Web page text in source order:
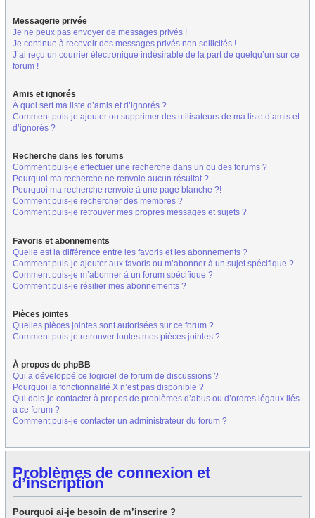
Messagerie privée
Je ne peux pas envoyer de messages privés !
Je continue à recevoir des messages privés non sollicités !
J’ai reçu un courrier électronique indésirable de la part de quelqu’un sur ce
forum !
Amis et ignorés
À quoi sert ma liste d’amis et d’ignorés ?
Comment puis-je ajouter ou supprimer des utilisateurs de ma liste d’amis et
d’ignorés ?
Recherche dans les forums
Comment puis-je effectuer une recherche dans un ou des forums ?
Pourquoi ma recherche ne renvoie aucun résultat ?
Pourquoi ma recherche renvoie à une page blanche ?!
Comment puis-je rechercher des membres ?
Comment puis-je retrouver mes propres messages et sujets ?
Favoris et abonnements
Quelle est la différence entre les favoris et les abonnements ?
Comment puis-je ajouter aux favoris ou m’abonner à un sujet spécifique ?
Comment puis-je m’abonner à un forum spécifique ?
Comment puis-je résilier mes abonnements ?
Pièces jointes
Quelles pièces jointes sont autorisées sur ce forum ?
Comment puis-je retrouver toutes mes pièces jointes ?
À propos de phpBB
Qui a développé ce logiciel de forum de discussions ?
Pourquoi la fonctionnalité X n’est pas disponible ?
Qui dois-je contacter à propos de problèmes d’abus ou d’ordres légaux liés
à ce forum ?
Comment puis-je contacter un administrateur du forum ?
Problèmes de connexion et
d’inscription
Pourquoi ai-je besoin de m’inscrire ?